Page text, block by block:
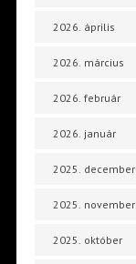
2026. április
2026. március
2026. február
2026. január
2025. december
2025. november
2025. október